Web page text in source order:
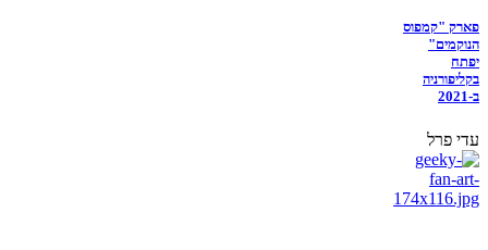
פארק "קמפוס
הנוקמים"
יפתח
בקליפורניה
ב-2021
עדי פרל